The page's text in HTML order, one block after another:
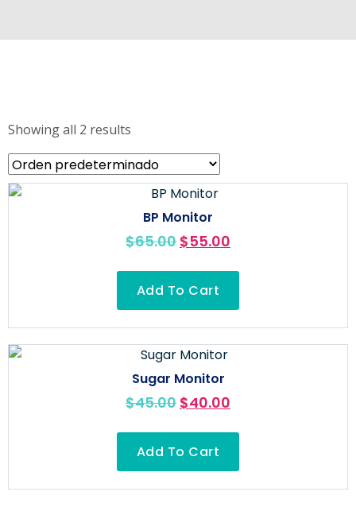
Showing all 2 results
BP Monitor
$65.00 $55.00
Add To Cart
Sugar Monitor
$45.00 $40.00
Add To Cart